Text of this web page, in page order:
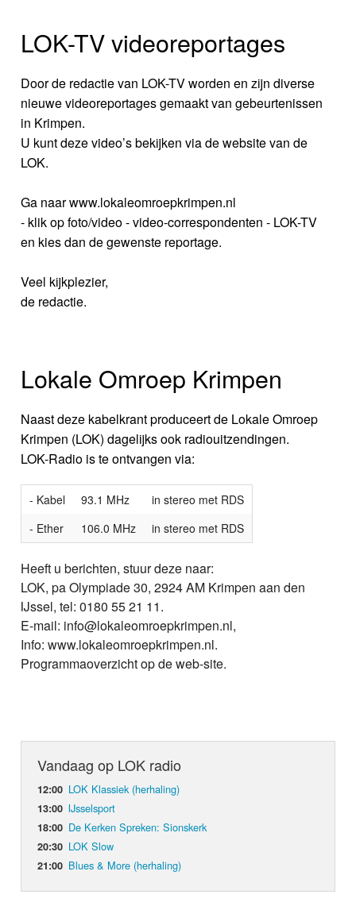
LOK-TV videoreportages
Door de redactie van LOK-TV worden en zijn diverse
nieuwe videoreportages gemaakt van gebeurtenissen
in Krimpen.
U kunt deze video’s bekijken via de website van de
LOK.
Ga naar www.lokaleomroepkrimpen.nl
- klik op foto/video - video-correspondenten - LOK-TV
en kies dan de gewenste reportage.
Veel kijkplezier,
de redactie.
Lokale Omroep Krimpen
Naast deze kabelkrant produceert de Lokale Omroep
Krimpen (LOK) dagelijks ook radiouitzendingen.
LOK-Radio is te ontvangen via:
- Kabel 93.1 MHz
in stereo met RDS
- Ether
106.0 MHz in stereo met RDS
Heeft u berichten, stuur deze naar:
LOK, pa Olympiade 30, 2924 AM Krimpen aan den
IJssel, tel: 0180 55 21 11.
E-mail: info@lokaleomroepkrimpen.nl,
Info: www.lokaleomroepkrimpen.nl.
Programmaoverzicht op de web-site.
Vandaag op LOK radio
12:00 LOK Klassiek (herhaling)
13:00 IJsselsport
18:00 De Kerken Spreken: Sionskerk
20:30 LOK Slow
21:00 Blues & More (herhaling)